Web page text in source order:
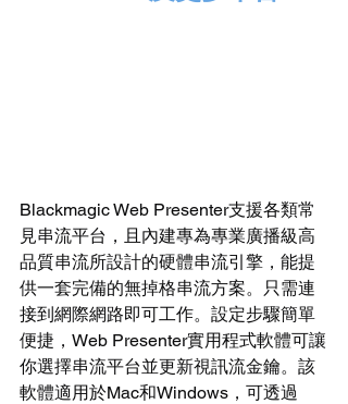
Blackmagic Web Presenter支援各類常
見串流平台，且內建專為專業廣播級高
品質串流所設計的硬體串流引擎，能提
供一套完備的無掉格串流方案。只需連
接到網際網路即可工作。設定步驟簡單
便捷，Web Presenter實用程式軟體可讓
你選擇串流平台並更新視訊流金鑰。該
軟體適用於Mac和Windows，可透過